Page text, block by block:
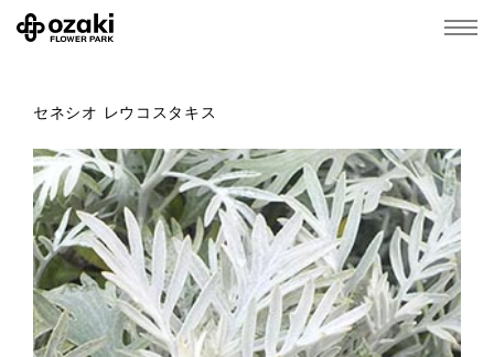
セネシオ レウコスタキス